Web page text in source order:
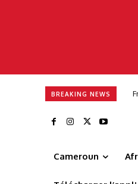
BREAKING NEWS
Cameroun